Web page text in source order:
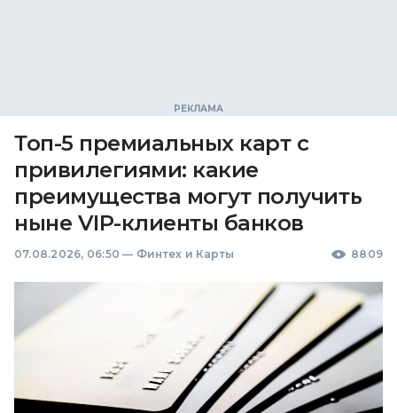
Топ-5 премиальных карт с
привилегиями: какие
преимущества могут получить
ныне VIP-клиенты банков
07.08.2026, 06:50 — Финтех и Карты 8809